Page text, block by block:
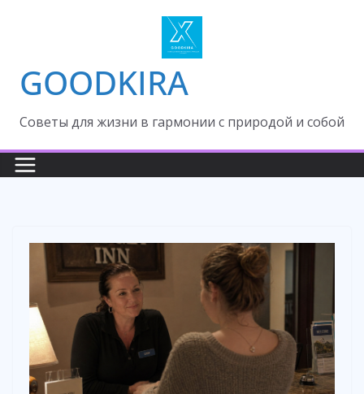
GOODKIRA
Cоветы для жизни в гармонии с природой и собой